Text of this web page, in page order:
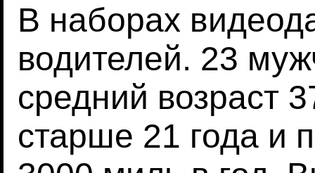
В наборах
водителей. 23
средний возраст
старше 21 года и